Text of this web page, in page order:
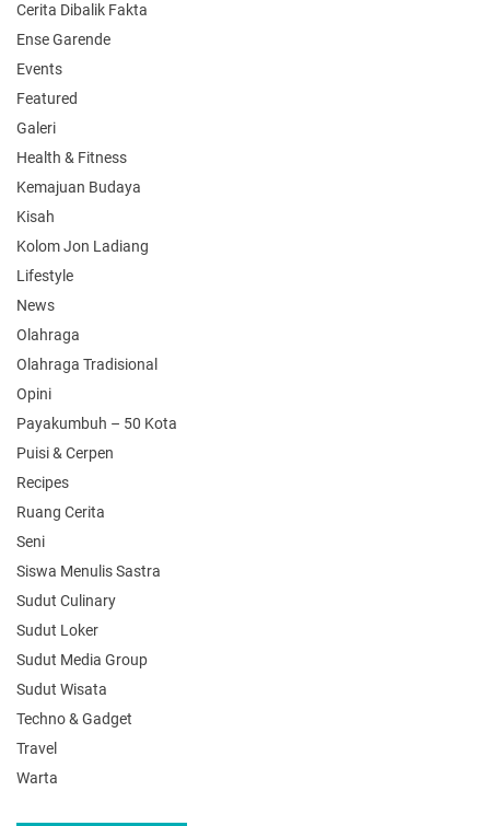
Cerita Dibalik Fakta
Ense Garende
Events
Featured
Galeri
Health & Fitness
Kemajuan Budaya
Kisah
Kolom Jon Ladiang
Lifestyle
News
Olahraga
Olahraga Tradisional
Opini
Payakumbuh – 50 Kota
Puisi & Cerpen
Recipes
Ruang Cerita
Seni
Siswa Menulis Sastra
Sudut Culinary
Sudut Loker
Sudut Media Group
Sudut Wisata
Techno & Gadget
Travel
Warta